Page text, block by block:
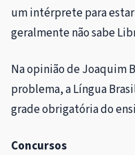
um intérprete para
geralmente não sabe
Na opinião de Joaquim
problema, a Língua
grade obrigatória do
Concursos